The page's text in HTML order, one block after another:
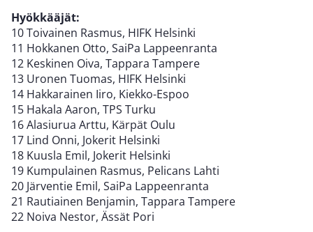
Hyökkääjät:
10 Toivainen Rasmus, HIFK Helsinki
11 Hokkanen Otto, SaiPa Lappeenranta
12 Keskinen Oiva, Tappara Tampere
13 Uronen Tuomas, HIFK Helsinki
14 Hakkarainen Iiro, Kiekko-Espoo
15 Hakala Aaron, TPS Turku
16 Alasiurua Arttu, Kärpät Oulu
17 Lind Onni, Jokerit Helsinki
18 Kuusla Emil, Jokerit Helsinki
19 Kumpulainen Rasmus, Pelicans Lahti
20 Järventie Emil, SaiPa Lappeenranta
21 Rautiainen Benjamin, Tappara Tampere
22 Noiva Nestor, Ässät Pori